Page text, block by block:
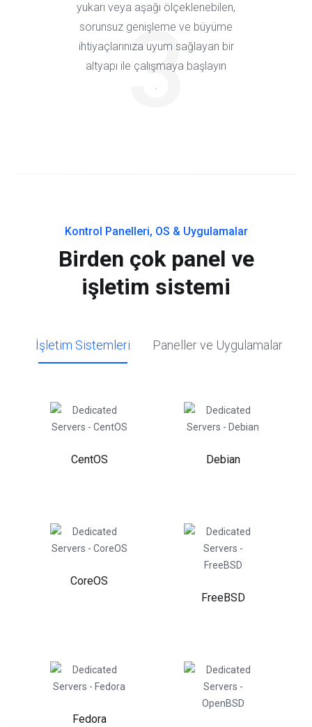
3
yukarı veya aşağı ölçeklenebilen,
sorunsuz genişleme ve büyüme
ihtiyaçlarınıza uyum sağlayan bir
altyapı ile çalışmaya başlayın
.
Kontrol Panelleri, OS & Uygulamalar
Birden çok panel ve
işletim sistemi
İşletim Sistemleri Paneller ve Uygulamalar
CentOS Debian
CoreOS
FreeBSD
Fedora